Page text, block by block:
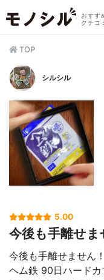
おすす
クチコ
TOP
シルシル
5.00
今後も手離せま
今後も手離せません
ヘム鉄 90日ハード